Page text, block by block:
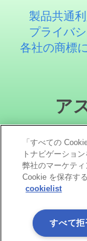
製品共通
プライバ
各社の商標
ア
「すべての
トナビゲーショ
弊社のマーケテ
Cookie を保存す
cookielist
すべて拒